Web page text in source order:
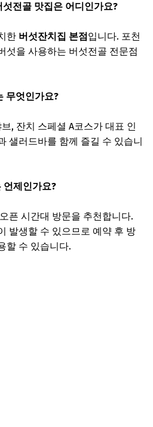
전골 맛집은 어디인가요?
한 버섯잔치집 본점입니다. 포천
섯을 사용하는 버섯전골 전문점
무엇인가요?
, 잔치 스페셜 A코스가 대표 인
샐러드바를 함께 즐길 수 있습니
언제인가요?
픈 시간대 방문을 추천합니다.
발생할 수 있으므로 예약 후 방
할 수 있습니다.